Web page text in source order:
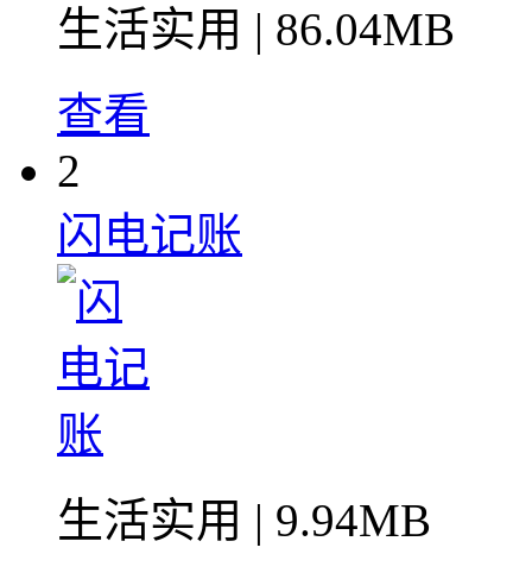
生活实用 | 86.04MB
查看
2
闪电记账
生活实用 | 9.94MB